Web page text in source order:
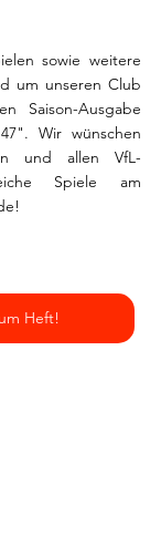
sowie weitere
um unseren Club
Saison-Ausgabe
Wir wünschen
und allen VfL-
Spiele am
Heft!